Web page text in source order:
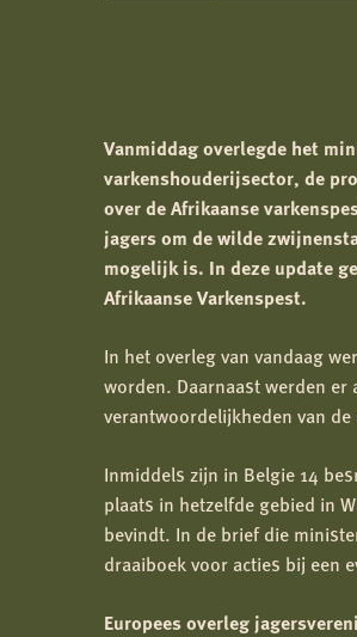
Vanmiddag overlegde het
varkenshouderijsector, de
over de Afrikaanse
jagers om de wilde
mogelijk is. In deze update
Afrikaanse Varkenspest.
In het overleg van vandaag
worden. Daarnaast werden
verantwoordelijkheden van
Inmiddels zijn in Belgie 14
plaats in hetzelfde gebied in
bevindt. In de brief die
draaiboek voor acties bij een
Europees overleg